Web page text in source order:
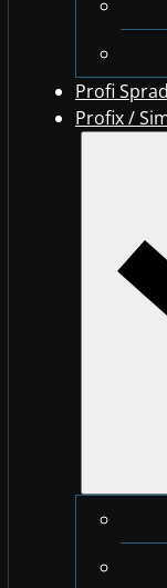
Profi
Profix /